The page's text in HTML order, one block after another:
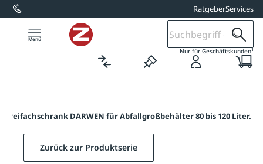
springen RatgeberServices
Nur für Geschäftskunden1
DARWEN für Abfallgroßbehälter 80 bis 120 Liter.
Zurück zur Produktserie